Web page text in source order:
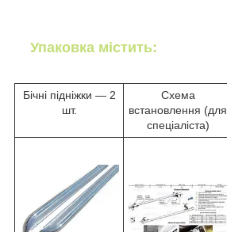
Упаковка містить:
Бічні підніжки ― 2
шт.
Схема
встановлення (для
спеціаліста)